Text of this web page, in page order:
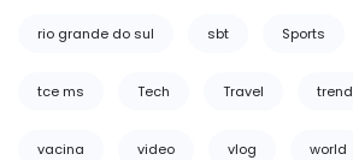
rio grande do sul sbt Sports
tce ms Tech Travel trend
vacina video vlog world